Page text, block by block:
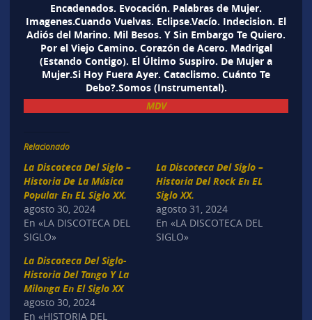
Encadenados. Evocación. Palabras de Mujer.
Imagenes.Cuando Vuelvas. Eclipse.Vacío. Indecision. El
Adiós del Marino. Mil Besos. Y Sin Embargo Te Quiero.
Por el Viejo Camino. Corazón de Acero. Madrigal
(Estando Contigo). El Último Suspiro. De Mujer a
Mujer.Si Hoy Fuera Ayer. Cataclismo. Cuánto Te
Debo?.Somos (Instrumental).
MDV
Relacionado
La Discoteca Del Siglo –
Historia De La Música
Popular En EL Siglo XX.
agosto 30, 2024
En «LA DISCOTECA DEL
SIGLO»
La Discoteca Del Siglo –
Historia Del Rock En EL
Siglo XX.
agosto 31, 2024
En «LA DISCOTECA DEL
SIGLO»
La Discoteca Del Siglo-
Historia Del Tango Y La
Milonga En El Siglo XX
agosto 30, 2024
En «HISTORIA DEL